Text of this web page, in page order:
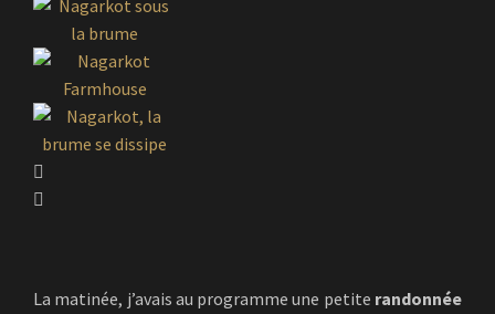
La matinée, j’avais au programme une petite randonnée